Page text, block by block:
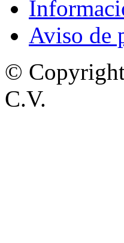
Aviso de
©
C.V.